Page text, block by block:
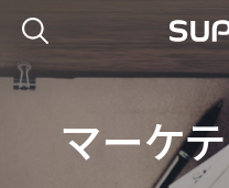
マーケ